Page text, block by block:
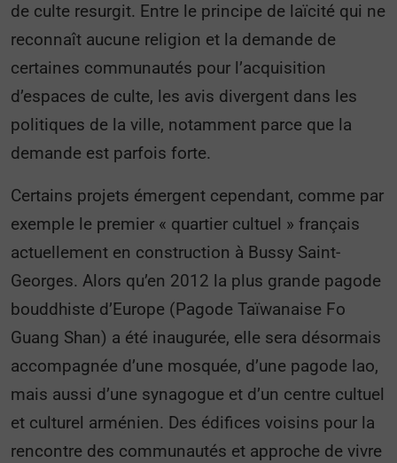
de culte resurgit. Entre le principe de laïcité qui ne
reconnaît aucune religion et la demande de
certaines communautés pour l’acquisition
d’espaces de culte, les avis divergent dans les
politiques de la ville, notamment parce que la
demande est parfois forte.
Certains projets émergent cependant, comme par
exemple le premier « quartier cultuel » français
actuellement en construction à Bussy Saint-
Georges. Alors qu’en 2012 la plus grande pagode
bouddhiste d’Europe (Pagode Taïwanaise Fo
Guang Shan) a été inaugurée, elle sera désormais
accompagnée d’une mosquée, d’une pagode lao,
mais aussi d’une synagogue et d’un centre cultuel
et culturel arménien. Des édifices voisins pour la
rencontre des communautés et approche de vivre